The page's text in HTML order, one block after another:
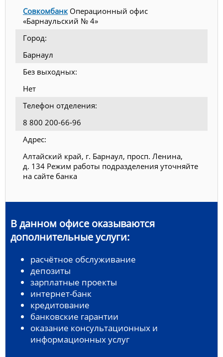
СовкомбанкОперационный офис
«Барнаульский № 4»
Город:
Барнаул
Без выходных:
Нет
Телефон отделения:
8 800 200-66-96
Адрес:
Алтайский край, г. Барнаул, просп. Ленина,
д. 134 Режим работы подразделения уточняйте
на сайте банка
В данном офисе оказываются
дополнительные услуги:
расчётное обслуживание
депозиты
зарплатные проекты
интернет-банк
кредитование
банковские гарантии
оказание консультационных и
информационных услуг